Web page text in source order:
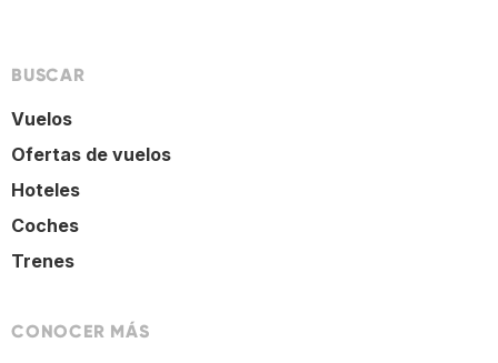
BUSCAR
Vuelos
Ofertas de vuelos
Hoteles
Coches
Trenes
CONOCER MÁS